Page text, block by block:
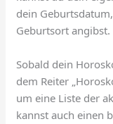
dein
Geburtsort angibst.
Sobald dein
dem Reiter
um eine Liste der
kannst auch einen